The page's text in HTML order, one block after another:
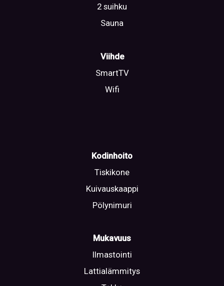
2 suihku
Sauna
Viihde
SmartTV
Wifi
Kodinhoito
Tiskikone
Kuivauskaappi
Pölynimuri
Mukavuus
Ilmastointi
Lattialämmitys